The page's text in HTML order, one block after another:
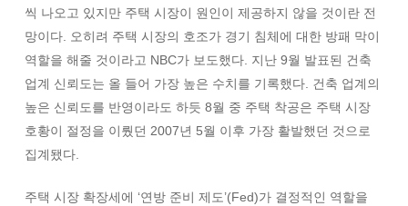
씩 나오고 있지만 주택 시장이 원인이 제공하지 않을 것이란 전
망이다. 오히려 주택 시장의 호조가 경기 침체에 대한 방패 막이
역할을 해줄 것이라고 NBC가 보도했다. 지난 9월 발표된 건축
업계 신뢰도는 올 들어 가장 높은 수치를 기록했다. 건축 업계의
높은 신뢰도를 반영이라도 하듯 8월 중 주택 착공은 주택 시장
호황이 절정을 이뤘던 2007년 5월 이후 가장 활발했던 것으로
집계됐다.
주택 시장 확장세에 ‘연방 준비 제도’(Fed)가 결정적인 역할을